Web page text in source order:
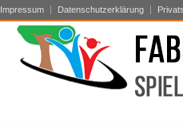
Impressum Datenschutzerklärung